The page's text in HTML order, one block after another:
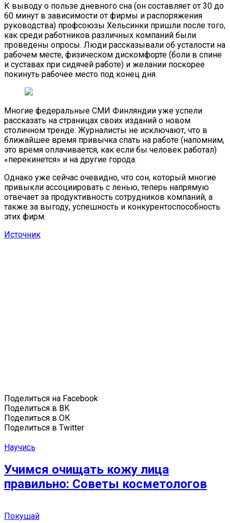
К выводу о пользе дневного сна (он составляет от 30 до
60 минут в зависимости от фирмы и распоряжения
руководства) профсоюзы Хельсинки пришли после того,
как среди работников различных компаний были
проведены опросы. Люди рассказывали об усталости на
рабочем месте, физическом дискомфорте (боли в спине
и суставах при сидячей работе) и желании поскорее
покинуть рабочее место под конец дня.
Многие федеральные СМИ Финляндии уже успели
рассказать на страницах своих изданий о новом
столичном тренде. Журналисты не исключают, что в
ближайшее время привычка спать на работе (напомним,
это время оплачивается, как если бы человек работал)
«перекинется» и на другие города.
Однако уже сейчас очевидно, что сон, который многие
привыкли ассоциировать с ленью, теперь напрямую
отвечает за продуктивность сотрудников компаний, а
также за выгоду, успешность и конкурентоспособность
этих фирм.
Источник
Поделиться на Facebook
Поделиться в ВК
Поделиться в ОК
Поделиться в Twitter
Научись
Учимся очищать кожу лица
правильно: Советы косметологов
Покушай